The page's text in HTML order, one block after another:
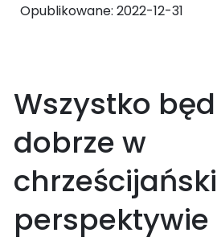
Opublikowane: 2022-12-31
Wszystko
dobrze w